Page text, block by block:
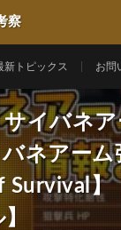
察
新トピックス お問
イバネ
ネアー
Survival】